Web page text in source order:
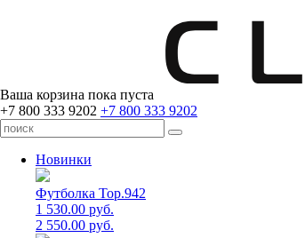
Ваша корзина пока пуста
+7 800 333 9202 +7 800 333 9202
Новинки
Футболка Top.942
1 530.00 руб.
2 550.00 руб.